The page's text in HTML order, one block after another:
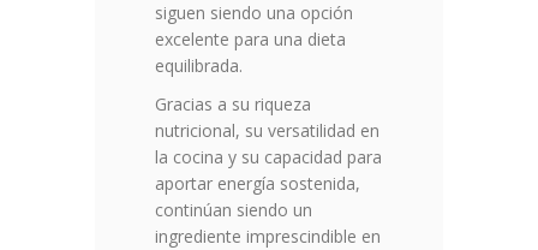
siguen siendo una opción
excelente para una dieta
equilibrada.
Gracias a su riqueza
nutricional, su versatilidad en
la cocina y su capacidad para
aportar energía sostenida,
continúan siendo un
ingrediente imprescindible en